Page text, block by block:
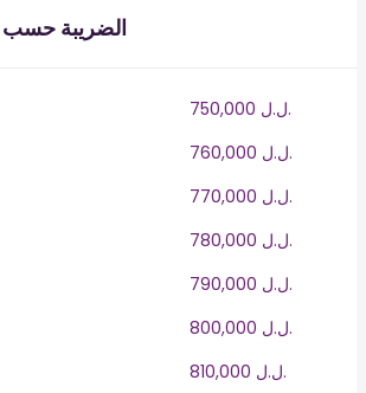
الضريبة حسب
750,000 ل.ل.‎
760,000 ل.ل.‎
770,000 ل.ل.‎
780,000 ل.ل.‎
790,000 ل.ل.‎
800,000 ل.ل.‎
810,000 ل.ل.‎